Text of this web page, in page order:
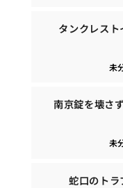
タンクレス
未
南京錠を壊さ
未
蛇口のト